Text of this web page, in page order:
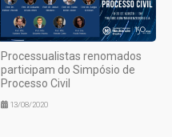
Processualistas renomados
participam do Simpósio de
Processo Civil
13/08/2020